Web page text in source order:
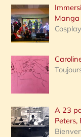
:
Manga
A 23
Peters,